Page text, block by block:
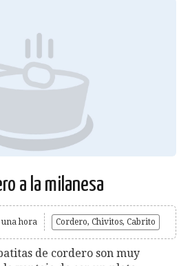
a la milanesa
una hora Cordero, Chivitos, Cabrito
de cordero son muy